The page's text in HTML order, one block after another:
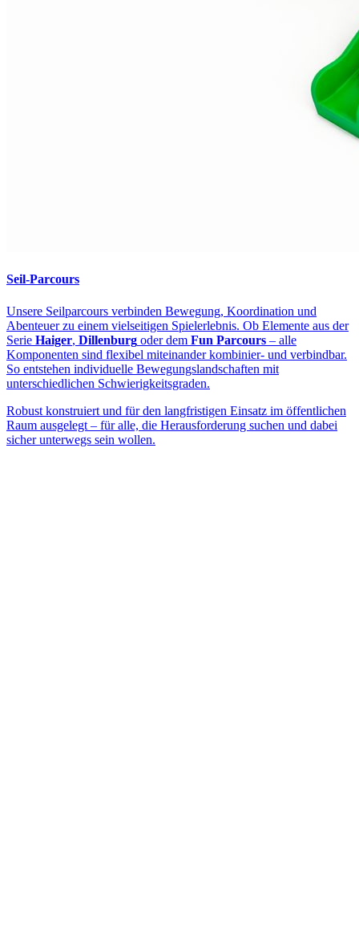
Seil-Parcours
Unsere Seilparcours verbinden Bewegung, Koordination und
Abenteuer zu einem vielseitigen Spielerlebnis. Ob Elemente aus der
Serie Haiger, Dillenburg oder dem Fun Parcours – alle
Komponenten sind flexibel miteinander kombinier- und verbindbar.
So entstehen individuelle Bewegungslandschaften mit
unterschiedlichen Schwierigkeitsgraden.
Robust konstruiert und für den langfristigen Einsatz im öffentlichen
Raum ausgelegt – für alle, die Herausforderung suchen und dabei
sicher unterwegs sein wollen.